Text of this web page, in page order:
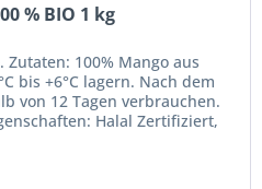
% BIO 1 kg
Zutaten: 100% Mango aus
bis +6°C lagern. Nach dem
von 12 Tagen verbrauchen.
Halal Zertifiziert,